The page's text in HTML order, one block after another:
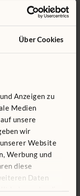
Über Cookies
Anzeigen zu
Medien
unsere
wir
Website
Werbung und
diese
Daten
haben oder die
Fachkräfte, denn er
die wir derzeit
werden“ können.
um neue
sicher und
mit besonderen